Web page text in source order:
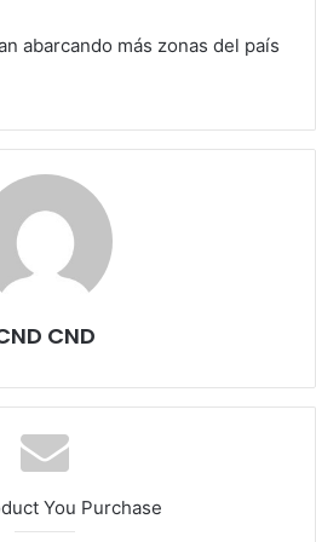
abarcando más zonas del país
CND
You Purchase